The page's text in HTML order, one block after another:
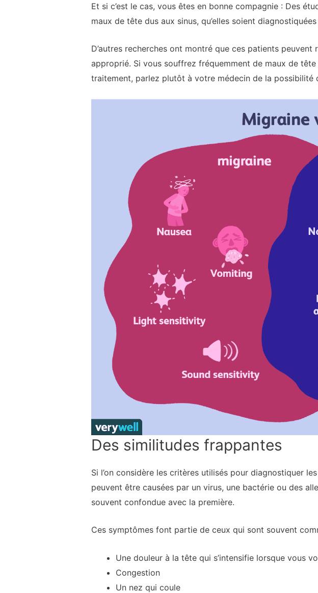
Et si c’est le cas, vous êtes en bonne compagnie : Des
maux de tête dus aux sinus, qu’elles soient
D’autres recherches ont montré que ces patients
approprié. Si vous souffrez fréquemment de maux de
traitement, parlez plutôt à votre médecin de la possibilité
Des similitudes frappantes
Si l’on considère les critères utilisés pour diagnostiquer
peuvent être causées par un virus, une bactérie ou des
souvent confondue avec la première.
Ces symptômes font partie de ceux qui sont souvent
Une douleur à la tête qui s’intensifie lorsque vous
Congestion
Un nez qui coule